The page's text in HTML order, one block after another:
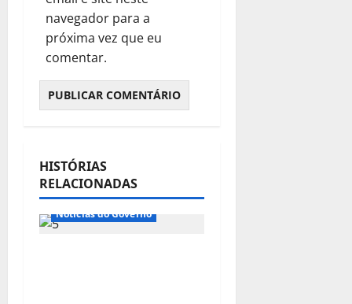
navegador para a
próxima vez que eu
comentar.
HISTÓRIAS
RELACIONADAS
Notícias do Governo